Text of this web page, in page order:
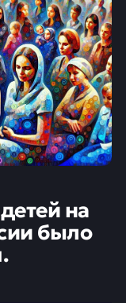
на
было